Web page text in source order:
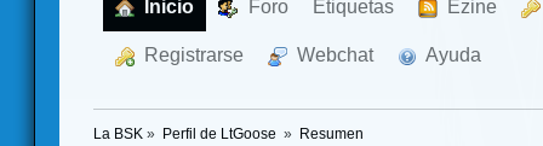
Inicio Foro Etiquetas Ezine
Registrarse Webchat Ayuda
La BSK » Perfil de LtGoose » Resumen